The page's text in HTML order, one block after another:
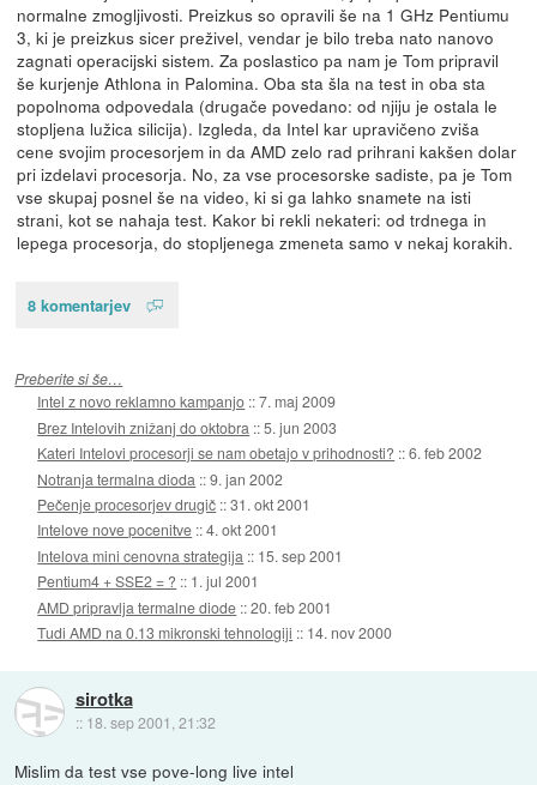
normalne zmogljivosti. Preizkus so opravili še na 1 GHz Pentiumu
3, ki je preizkus sicer preživel, vendar je bilo treba nato nanovo
zagnati operacijski sistem. Za poslastico pa nam je Tom pripravil
še kurjenje Athlona in Palomina. Oba sta šla na test in oba sta
popolnoma odpovedala (drugače povedano: od njiju je ostala le
stopljena lužica silicija). Izgleda, da Intel kar upravičeno zviša
cene svojim procesorjem in da AMD zelo rad prihrani kakšen dolar
pri izdelavi procesorja. No, za vse procesorske sadiste, pa je Tom
vse skupaj posnel še na video, ki si ga lahko snamete na isti
strani, kot se nahaja test. Kakor bi rekli nekateri: od trdnega in
lepega procesorja, do stopljenega zmeneta samo v nekaj korakih.
8 komentarjev
Preberite si še…
Intel z novo reklamno kampanjo ::7. maj 2009
Brez Intelovih znižanj do oktobra ::5. jun 2003
Kateri Intelovi procesorji se nam obetajo v prihodnosti? ::6. feb 2002
Notranja termalna dioda ::9. jan 2002
Pečenje procesorjev drugič ::31. okt 2001
Intelove nove pocenitve ::4. okt 2001
Intelova mini cenovna strategija :: 15. sep 2001
Pentium4 + SSE2 = ? :: 1. jul 2001
AMD pripravlja termalne diode ::20. feb 2001
Tudi AMD na 0.13 mikronski tehnologiji :: 14. nov 2000
sirotka
:: 18. sep 2001, 21:32
Mislim da test vse pove-long live intel